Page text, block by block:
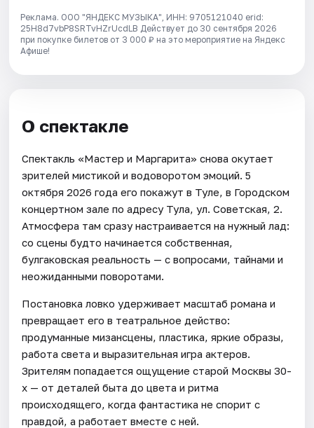
Реклама. ООО "ЯНДЕКС МУЗЫКА", ИНН: 9705121040 erid:
25H8d7vbP8SRTvHZrUcdLB Действует до 30 сентября 2026
при покупке билетов от 3 000 ₽ на это мероприятие на Яндекс
Афише!
О спектакле
Спектакль «Мастер и Маргарита» снова окутает
зрителей мистикой и водоворотом эмоций. 5
октября 2026 года его покажут в Туле, в Городском
концертном зале по адресу Тула, ул. Советская, 2.
Атмосфера там сразу настраивается на нужный лад:
со сцены будто начинается собственная,
булгаковская реальность — с вопросами, тайнами и
неожиданными поворотами.
Постановка ловко удерживает масштаб романа и
превращает его в театральное действо:
продуманные мизансцены, пластика, яркие образы,
работа света и выразительная игра актеров.
Зрителям попадается ощущение старой Москвы 30-
х — от деталей быта до цвета и ритма
происходящего, когда фантастика не спорит с
правдой, а работает вместе с ней.